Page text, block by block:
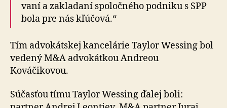
vaní a zakla­daní spo­loč­ného podniku s SPP
bola pre nás kľúčová.“
Tím advokátskej kancelárie Taylor Wessing bol
vedený M&A advokátkou Andreou
Kováčikovou.
Súčasťou tímu Taylor Wessing ďalej boli: